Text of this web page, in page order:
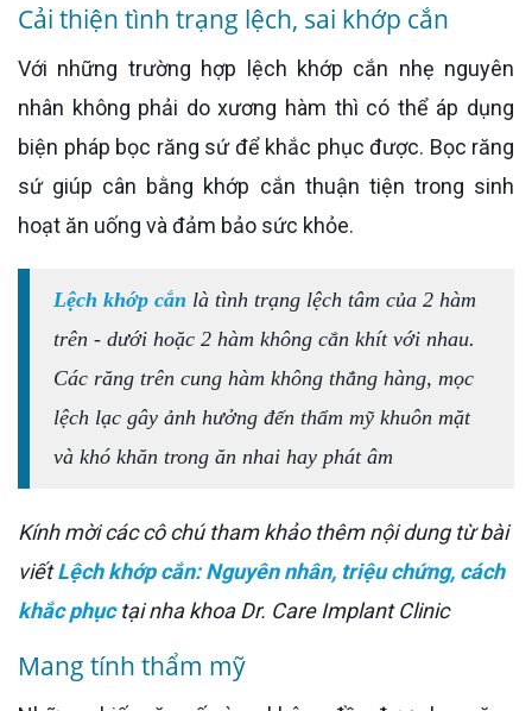
Cải thiện tình trạng lệch, sai khớp cắn
Với những trường hợp lệch khớp cắn nhẹ nguyên
nhân không phải do xương hàm thì có thể áp dụng
biện pháp bọc răng sứ để khắc phục được. Bọc răng
sứ giúp cân bằng khớp cắn thuận tiện trong sinh
hoạt ăn uống và đảm bảo sức khỏe.
Lệch khớp cắn là tình trạng lệch tâm của 2 hàm
trên - dưới hoặc 2 hàm không cắn khít với nhau.
Các răng trên cung hàm không thẳng hàng, mọc
lệch lạc gây ảnh hưởng đến thẩm mỹ khuôn mặt
và khó khăn trong ăn nhai hay phát âm
Kính mời các cô chú tham khảo thêm nội dung từ bài
viếtLệch khớp cắn: Nguyên nhân, triệu chứng, cách
khắc phụctại nha khoa Dr. Care Implant Clinic
Mang tính thẩm mỹ